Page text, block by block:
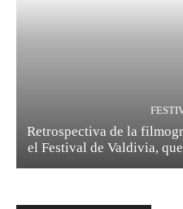
Retrospectiva de la
el Festival de Valdivia,